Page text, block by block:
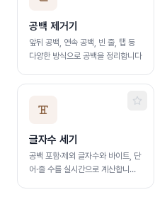
공백 제거기
앞뒤 공백, 연속 공백, 빈 줄, 탭 등
다양한 방식으로 공백을 정리합니다
글자수 세기
공백 포함·제외 글자수와 바이트, 단
어·줄 수를 실시간으로 계산합니다.